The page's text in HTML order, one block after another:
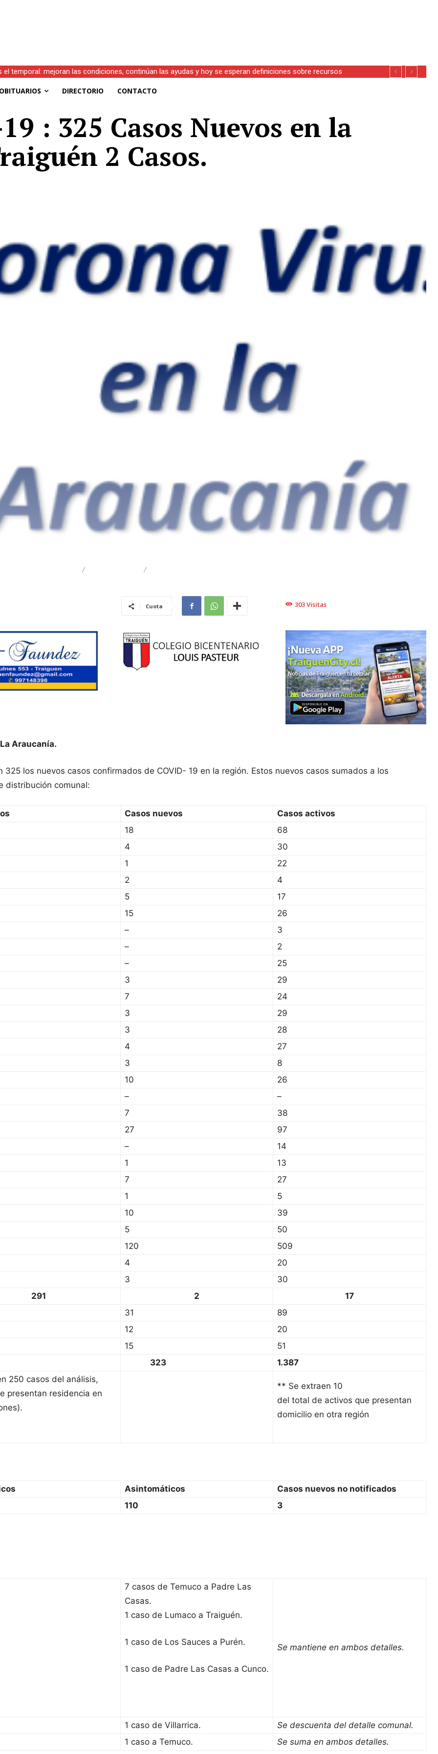
temporal: mejoran las condiciones, continúan las ayudas y hoy se esperan definiciones sobre recursos
DIRECTORIO CONTACTO
: 325 Casos Nuevos en la
2 Casos.
Cuota 303Visitas
Araucanía.
325 los nuevos casos confirmados de COVID- 19 en la región. Estos nuevos casos sumados a los
distribución comunal:
Casos nuevos
Casos activos
18
68
4
30
1
22
2
4
5
17
15
26
–
3
–
2
–
25
3
29
7
24
3
29
3
28
4
27
3
8
10
26
–
–
7
38
27
97
–
14
1
13
7
27
1
5
10
39
5
50
120
509
4
20
3
30
291
2
17
31
89
12
20
15
51
323
1.387
250 casos del análisis,
presentan residencia en
** Se extraen 10
del total de activos que presentan
domicilio en otra región
Asintomáticos
Casos nuevos no notificados
110
3
7 casos de Temuco a Padre Las
Casas.
1 caso de Lumaco a Traiguén.
1 caso de Los Sauces a Purén.
1 caso de Padre Las Casas a Cunco.
Se mantiene en ambos detalles.
1 caso de Villarrica.
Se descuenta del detalle comunal.
1 caso a Temuco.
Se suma en ambos detalles.